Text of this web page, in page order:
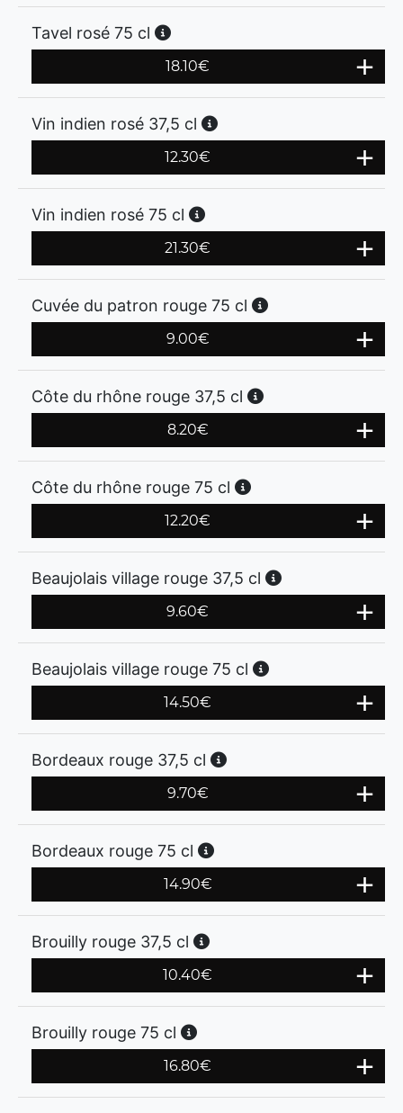
Tavel rosé 75 cl
18.10€
Vin indien rosé 37,5 cl
12.30€
Vin indien rosé 75 cl
21.30€
Cuvée du patron rouge 75 cl
9.00€
Côte du rhône rouge 37,5 cl
8.20€
Côte du rhône rouge 75 cl
12.20€
Beaujolais village rouge 37,5 cl
9.60€
Beaujolais village rouge 75 cl
14.50€
Bordeaux rouge 37,5 cl
9.70€
Bordeaux rouge 75 cl
14.90€
Brouilly rouge 37,5 cl
10.40€
Brouilly rouge 75 cl
16.80€